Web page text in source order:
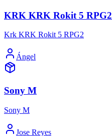
KRK KRK Rokit 5 RPG2
Krk KRK Rokit 5 RPG2
Ángel
Sony M
Sony M
Jose Reyes